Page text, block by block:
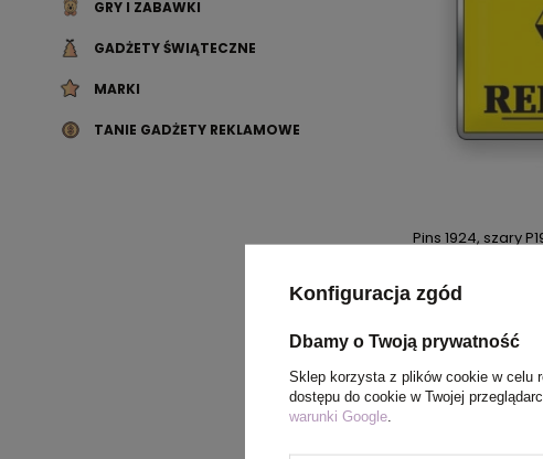
GRY I ZABAWKI
GADŻETY ŚWIĄTECZNE
MARKI
TANIE GADŻETY REKLAMOWE
Pins 1924, szary
Konfiguracja zgód
Dbamy o Twoją prywatność
Sklep korzysta z plików cookie w celu
dostępu do cookie w Twojej
warunki Google